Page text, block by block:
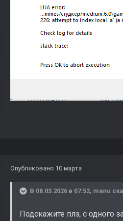
Опубликовано 10 марта
В 08.03.2026 в 07:52, manu
Подскажите плз, с одного